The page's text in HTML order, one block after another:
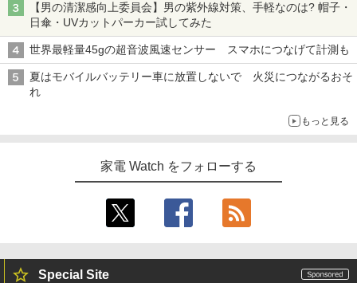
【男の清潔感向上委員会】男の紫外線対策、手軽なのは? 帽子・
日傘・UVカットパーカー試してみた
世界最軽量45gの超音波風速センサー スマホにつなげて計測も
夏はモバイルバッテリー車に放置しないで 火災につながるおそ
れ
もっと見る
家電 Watch をフォローする
Special Site